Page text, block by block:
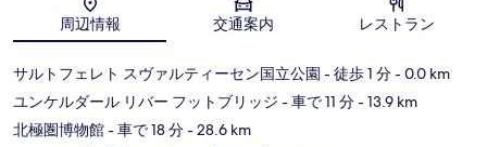
地図
周辺情報 交通案内 レストラン
サルトフェレト スヴァルティーセン国立公園 - 徒歩 1 分- 0.0 km
ユンケルダール リバー フットブリッジ - 車で 11 分- 13.9 km
北極圏博物館- 車で 18 分- 28.6 km